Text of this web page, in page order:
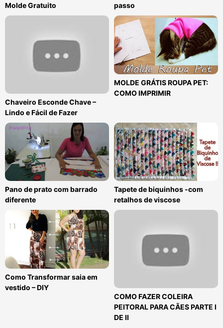
Molde Gratuito
passo
Chaveiro Esconde Chave –
Lindo e Fácil de Fazer
MOLDE GRÁTIS ROUPA PET:
COMO IMPRIMIR
Pano de prato com barrado
diferente
Tapete de biquinhos -com
retalhos de viscose
Como Transformar saia em
vestido – DIY
COMO FAZER COLEIRA
PEITORAL PARA CÃES PARTE I
DE II